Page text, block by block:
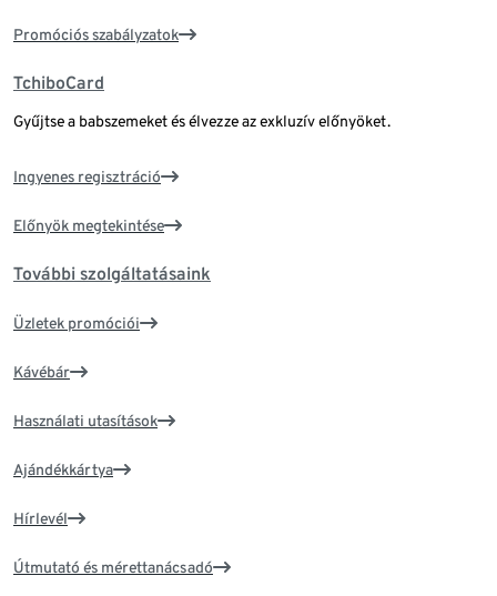
Promóciós szabályzatok
TchiboCard
Gyűjtse a babszemeket és élvezze az exkluzív előnyöket.
Ingyenes regisztráció
Előnyök megtekintése
További szolgáltatásaink
Üzletek promóciói
Kávébár
Használati utasítások
Ajándékkártya
Hírlevél
Útmutató és mérettanácsadó